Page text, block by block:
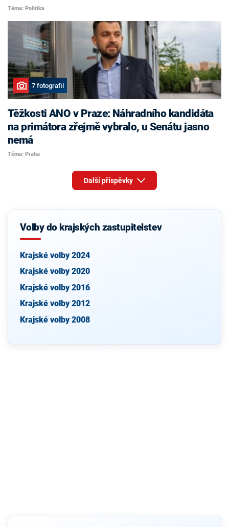
Téma: Politika
7 fotografií
Těžkosti ANO v Praze: Náhradního kandidáta
na primátora zřejmě vybralo, u Senátu jasno
nemá
Téma: Praha
Další příspěvky
Volby do krajských zastupitelstev
Krajské volby 2024
Krajské volby 2020
Krajské volby 2016
Krajské volby 2012
Krajské volby 2008